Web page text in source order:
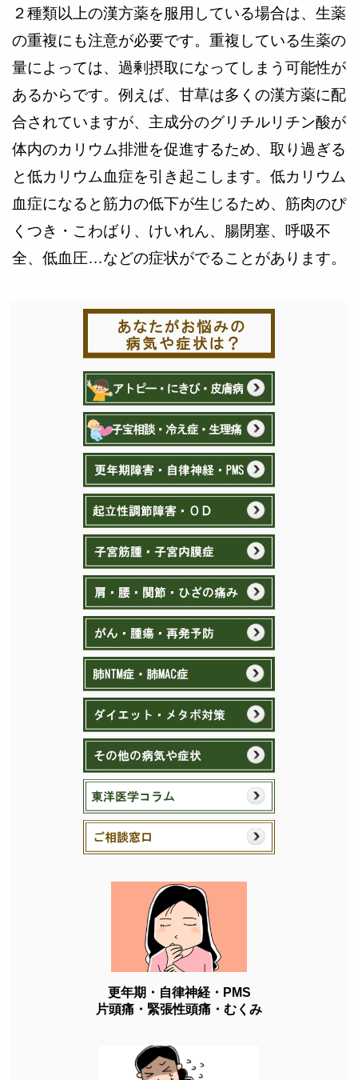
２種類以上の漢方薬を服用している場合は、生薬
の重複にも注意が必要です。重複している生薬の
量によっては、過剰摂取になってしまう可能性が
あるからです。例えば、甘草は多くの漢方薬に配
合されていますが、主成分のグリチルリチン酸が
体内のカリウム排泄を促進するため、取り過ぎる
と低カリウム血症を引き起こします。 低カリウム
血症になると筋力の低下が生じるため、筋肉のぴ
くつき・こわばり、けいれん、腸閉塞、呼吸不
全、低血圧…などの症状がでることがあります。
更年期・自律神経・PMS
片頭痛・緊張性頭痛・むくみ